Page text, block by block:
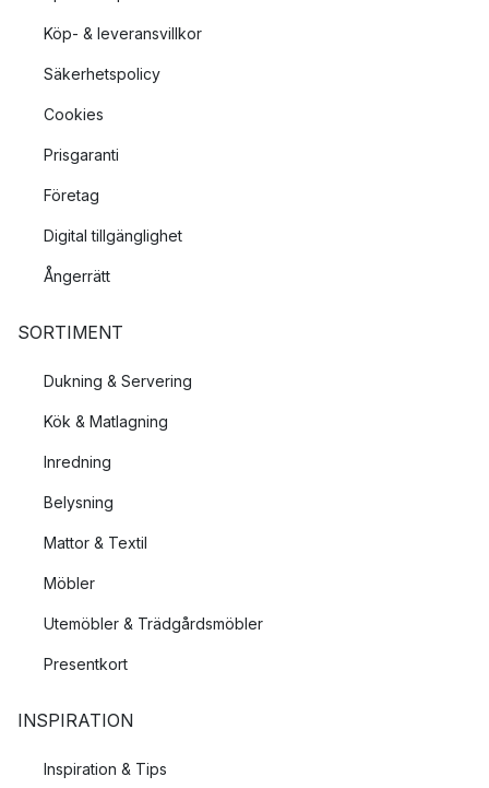
Köp- & leveransvillkor
Säkerhetspolicy
Cookies
Prisgaranti
Företag
Digital tillgänglighet
Ångerrätt
SORTIMENT
Dukning & Servering
Kök & Matlagning
Inredning
Belysning
Mattor & Textil
Möbler
Utemöbler & Trädgårdsmöbler
Presentkort
INSPIRATION
Inspiration & Tips